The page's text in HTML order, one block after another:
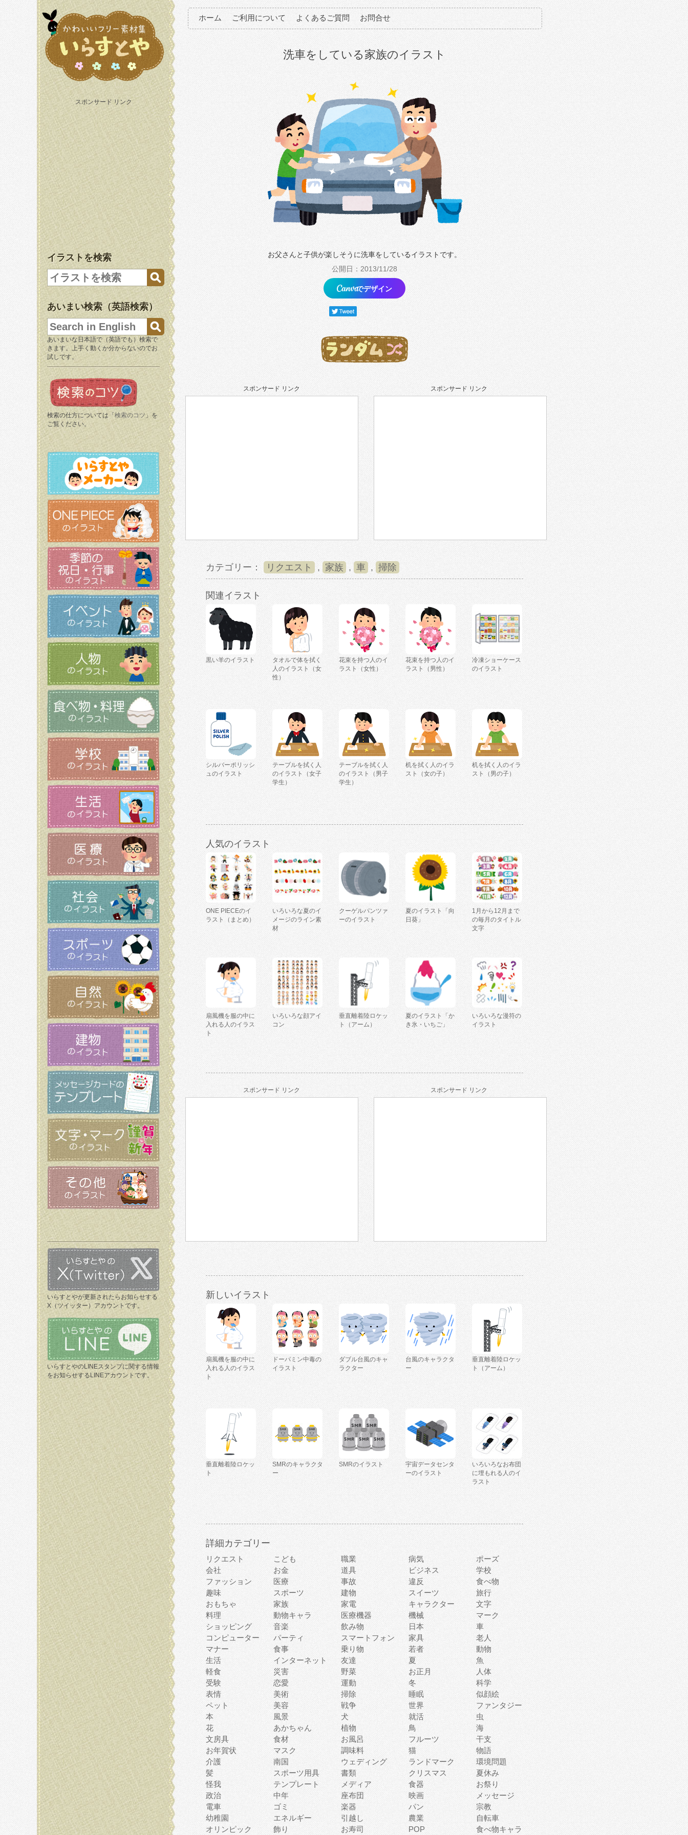
スポンサード リンク
イラストを検索
あいまい検索（英語検索）
あいまいな日本語で（英語でも）検索で
きます。上手く動くか分からないのでお
試しです。
検索の仕方については「 検索のコツ 」を
ご覧ください。
いらすとやが更新されたらお知らせする
X（ツイッター）アカウントです。
いらすとやのLINEスタンプに関する情報
をお知らせするLINEアカウントです。
ホーム ご利用について よくあるご質問 お問合せ
洗車をしている家族のイラスト
お父さんと子供が楽しそうに洗車をしているイラストです。
公開日：2013/11/28
でデザイン
スポンサード リンク スポンサード リンク
カテゴリー： リクエスト , 家族 , 車 , 掃除
関連イラスト
黒い羊のイラスト
タオルで体を拭く
人のイラスト（女
性）
花束を持つ人のイ
ラスト（女性）
花束を持つ人のイ
ラスト（男性）
冷凍ショーケース
のイラスト
シルバーポリッシ
ュのイラスト
テーブルを拭く人
のイラスト（女子
学生）
テーブルを拭く人
のイラスト（男子
学生）
机を拭く人のイラ
スト（女の子）
机を拭く人のイラ
スト（男の子）
人気のイラスト
ONE PIECEのイ
ラスト（まとめ）
いろいろな夏のイ
メージのライン素
材
クーゲルパンツァ
ーのイラスト
夏のイラスト「向
日葵」
1月から12月まで
の毎月のタイトル
文字
扇風機を服の中に
入れる人のイラス
ト
いろいろな顔アイ
コン
垂直離着陸ロケッ
ト（アーム）
夏のイラスト「か
き氷・いちご」
いろいろな漫符の
イラスト
スポンサード リンク スポンサード リンク
新しいイラスト
扇風機を服の中に
入れる人のイラス
ト
ドーパミン中毒の
イラスト
ダブル台風のキャ
ラクター
台風のキャラクタ
ー
垂直離着陸ロケッ
ト（アーム）
垂直離着陸ロケッ
ト
SMRのキャラクタ
ー
SMRのイラスト
宇宙データセンタ
ーのイラスト
いろいろなお布団
に埋もれる人のイ
ラスト
詳細カテゴリー
リクエスト こども 職業 病気
ポーズ
会社
お金 道具 ビジネス
学校
ファッション
医療 事故 違反
食べ物
趣味
スポーツ 建物 スイーツ
旅行
おもちゃ
家族 家電 キャラクター
文字
料理
動物キャラ 医療機器 機械
マーク
ショッピング
音楽 飲み物 日本
車
コンピューター
パーティ スマートフォン 家具
老人
マナー
食事 乗り物 若者
動物
生活
インターネット 友達 夏
魚
軽食
災害 野菜 お正月
人体
受験
恋愛 運動 冬
科学
表情
美術 掃除 睡眠
似顔絵
ペット
美容 戦争 世界
ファンタジー
本
風景 犬 就活
虫
花
あかちゃん 植物 鳥
海
文房具
食材 お風呂 フルーツ
干支
お年賀状
マスク 調味料 猫
物語
介護
南国 ウェディング ランドマーク
環境問題
髪
スポーツ用具 書類 クリスマス
夏休み
怪我
テンプレート メディア 食器
お祭り
政治
中年 座布団 映画
メッセージ
電車
ゴミ 楽器 パン
宗教
幼稚園
エネルギー 引越し 農業
自転車
オリンピック
飾り お寿司 POP 食べ物キャラ